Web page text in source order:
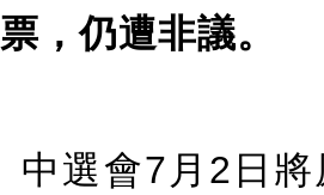
票，仍遭非議。
中選會7 月 2 日